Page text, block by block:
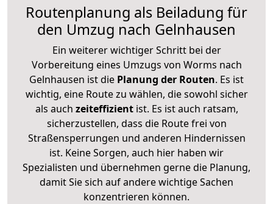
Routenplanung als Beiladung für
den Umzug nach Gelnhausen
Ein weiterer wichtiger Schritt bei der
Vorbereitung eines Umzugs von Worms nach
Gelnhausen ist die Planung der Routen. Es ist
wichtig, eine Route zu wählen, die sowohl sicher
als auch zeiteffizientist. Es ist auch ratsam,
sicherzustellen, dass die Route frei von
Straßensperrungen und anderen Hindernissen
ist. Keine Sorgen, auch hier haben wir
Spezialisten und übernehmen gerne die Planung,
damit Sie sich auf andere wichtige Sachen
konzentrieren können.